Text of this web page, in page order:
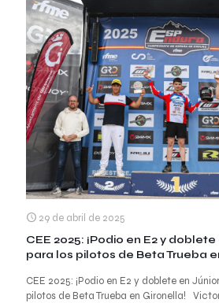
29 de abril de 2025
CEE 2025: ¡Podio en E2 y doblete
para los pilotos de Beta Trueba
CEE 2025: ¡Podio en E2 y doblete en
pilotos de Beta Trueba en Gironella!